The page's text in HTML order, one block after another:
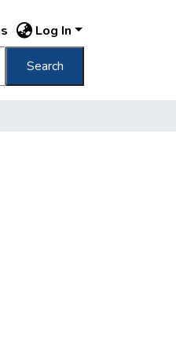
Log In
Search